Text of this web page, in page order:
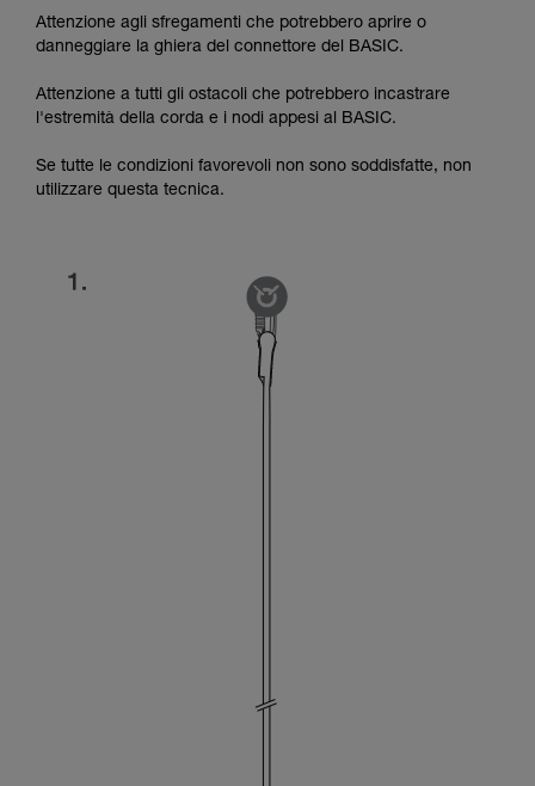
Attenzione agli sfregamenti che potrebbero aprire o
danneggiare la ghiera del connettore del BASIC.
Attenzione a tutti gli ostacoli che potrebbero incastrare
l'estremità della corda e i nodi appesi al BASIC.
Se tutte le condizioni favorevoli non sono soddisfatte, non
utilizzare questa tecnica.